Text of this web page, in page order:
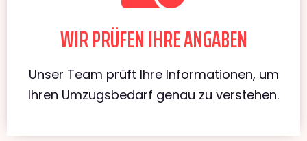
WIR PRÜFEN IHRE ANGABEN
Unser Team prüft Ihre Informationen, um
Ihren Umzugsbedarf genau zu verstehen.